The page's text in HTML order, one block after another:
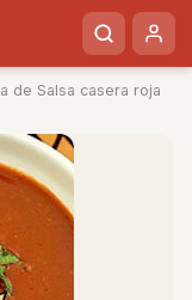
de Salsa casera roja